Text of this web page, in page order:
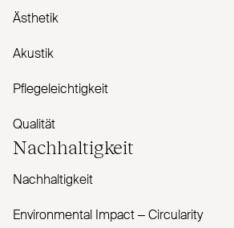
Ästhetik
Akustik
Pflegeleichtigkeit
Qualität
Nachhaltigkeit
Nachhaltigkeit
Envi­ronmental Impact – Cir­cularity